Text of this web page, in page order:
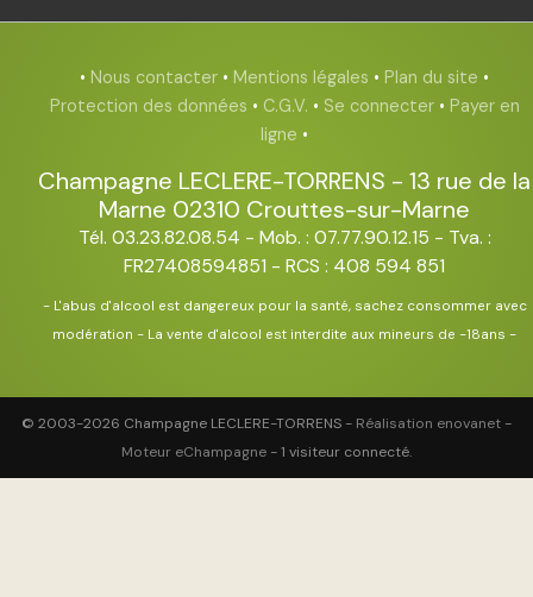
• Nous contacter • Mentions légales • Plan du site •
Protection des données • C.G.V. • Se connecter • Payer en
ligne •
Champagne LECLERE-TORRENS - 13 rue de la
Marne 02310 Crouttes-sur-Marne
Tél. 03.23.82.08.54 - Mob. : 07.77.90.12.15 - Tva. :
FR27408594851 - RCS : 408 594 851
- L'abus d'alcool est dangereux pour la santé, sachez consommer avec
modération - La vente d'alcool est interdite aux mineurs de -18ans -
© 2003-2026 Champagne LECLERE-TORRENS - Réalisation enovanet -
Moteur eChampagne - 1 visiteur connecté.